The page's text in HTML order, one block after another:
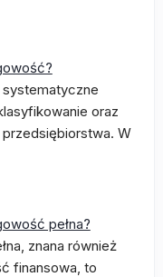
oraz
W
pełna?
znana również
finansowa, to